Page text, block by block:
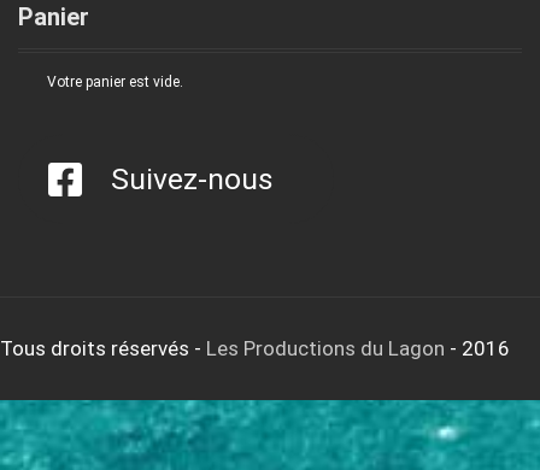
Panier
Votre panier est vide.
Suivez-nous
Tous droits réservés - Les Productions du Lagon - 2016